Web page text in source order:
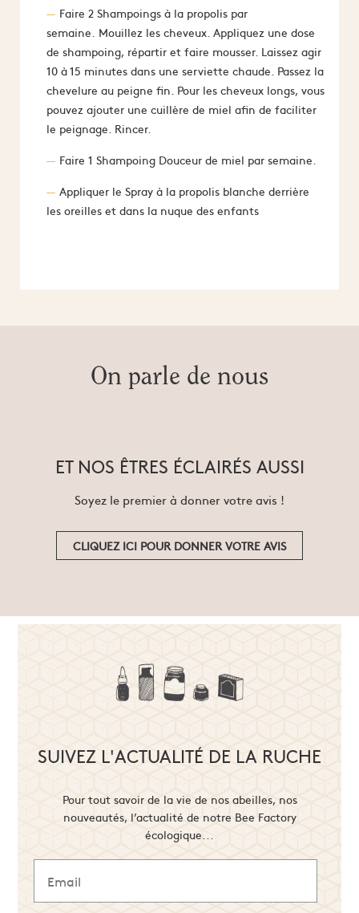
Faire 2 Shampoings à la propolis par
semaine. Mouillez les cheveux. Appliquez une dose
de shampoing, répartir et faire mousser. Laissez agir
10 à 15 minutes dans une serviette chaude. Passez la
chevelure au peigne fin. Pour les cheveux longs, vous
pouvez ajouter une cuillère de miel afin de faciliter
le peignage. Rincer.
Faire 1 Shampoing Douceur de miel par semaine.
Appliquer le Spray à la propolis blanche derrière
les oreilles et dans la nuque des enfants
On parle de nous
ET NOS ÊTRES ÉCLAIRÉS AUSSI
Soyez le premier à donner votre avis !
CLIQUEZ ICI POUR DONNER VOTRE AVIS
SUIVEZ L'ACTUALITÉ DE LA RUCHE
Pour tout savoir de la vie de nos abeilles, nos
nouveautés, l’actualité de notre Bee Factory
écologique...